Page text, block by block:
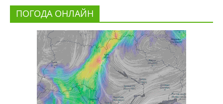
ПОГОДА ОНЛАЙН